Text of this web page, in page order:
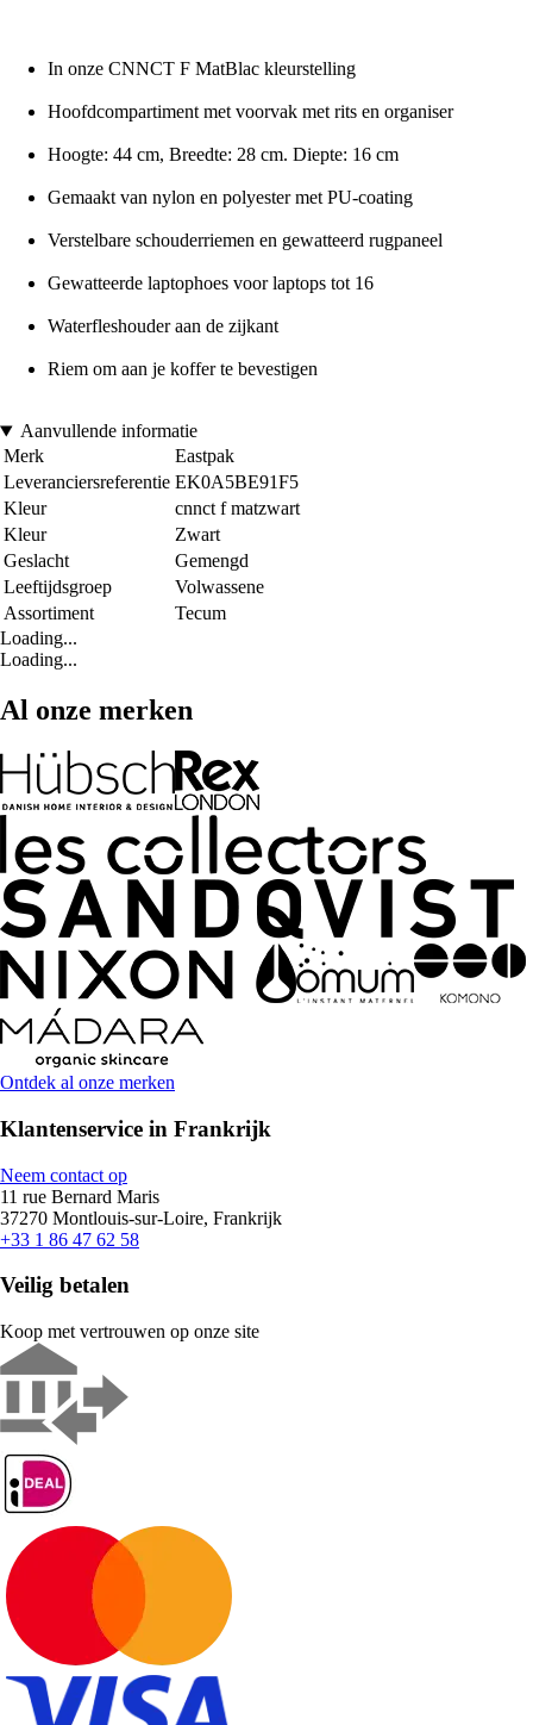
In onze CNNCT F MatBlac kleurstelling
Hoofdcompartiment met voorvak met rits en organiser
Hoogte: 44 cm, Breedte: 28 cm. Diepte: 16 cm
Gemaakt van nylon en polyester met PU-coating
Verstelbare schouderriemen en gewatteerd rugpaneel
Gewatteerde laptophoes voor laptops tot 16
Waterfleshouder aan de zijkant
Riem om aan je koffer te bevestigen
Aanvullende informatie
Merk
Eastpak
Leveranciersreferentie EK0A5BE91F5
Kleur
cnnct f matzwart
Kleur
Zwart
Geslacht
Gemengd
Leeftijdsgroep
Volwassene
Assortiment
Tecum
Loading...
Loading...
Al onze merken
Ontdek al onze merken
Klantenservice in Frankrijk
Neem contact op
11 rue Bernard Maris
37270 Montlouis-sur-Loire, Frankrijk
+33 1 86 47 62 58
Veilig betalen
Koop met vertrouwen op onze site